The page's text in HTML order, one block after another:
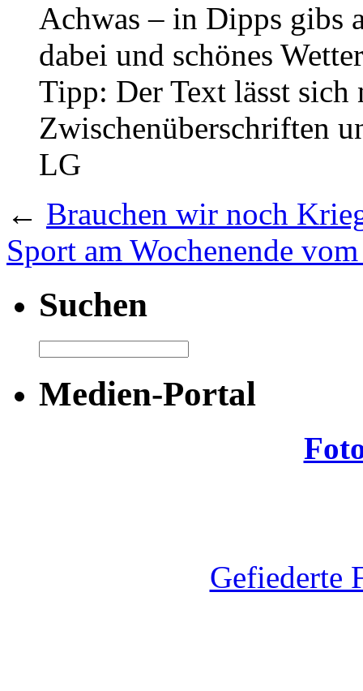
Achwas – in Dipps gibs
dabei und schönes
Tipp: Der Text lässt
Zwischenüberschriften
LG
← Brauchen wir noch
Sport am Wochenende
Suchen
Medien-Portal
Gefiederte